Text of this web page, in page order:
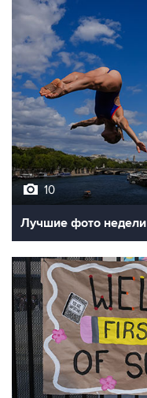
10
Лучшие фото недели